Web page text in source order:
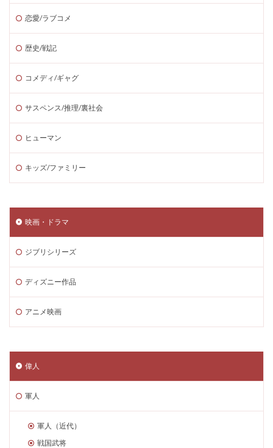
恋愛/ラブコメ
歴史/戦記
コメディ/ギャグ
サスペンス/推理/裏社会
ヒューマン
キッズ/ファミリー
映画・ドラマ
ジブリシリーズ
ディズニー作品
アニメ映画
偉人
軍人
軍人（近代）
戦国武将